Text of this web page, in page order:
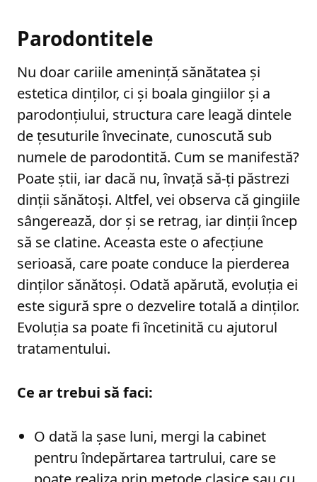
Parodontitele
Nu doar cariile amenință sănătatea și
estetica dinților, ci și boala gingiilor și a
parodonțiului, structura care leagă dintele
de țesuturile învecinate, cunoscută sub
numele de parodontită. Cum se manifestă?
Poate știi, iar dacă nu, învață să-ți păstrezi
dinții sănătoși. Altfel, vei observa că gingiile
sângerează, dor și se retrag, iar dinții încep
să se clatine. Aceasta este o afecțiune
serioasă, care poate conduce la pierderea
dinților sănătoși. Odată apărută, evoluția ei
este sigură spre o dezvelire totală a dinților.
Evoluția sa poate fi încetinită cu ajutorul
tratamentului.
Ce ar trebui să faci:
O dată la șase luni, mergi la cabinet
pentru îndepărtarea tartrului, care se